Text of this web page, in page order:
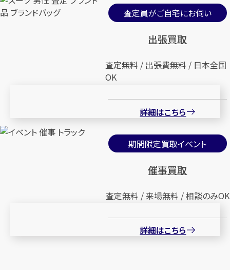
査定員がご自宅にお伺い
出張買取
査定無料 / 出張費無料 / 日本全国
OK
詳細はこちら
期間限定買取イベント
催事買取
査定無料 / 来場無料 / 相談のみOK
詳細はこちら